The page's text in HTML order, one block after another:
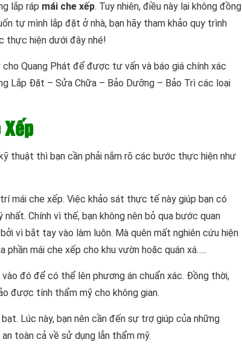
lắp ráp mái che xếp. Tuy nhiên, điều này lại không đồng
tự mình lắp đặt ở nhà, bạn hãy tham khảo quy trình
thực hiện dưới đây nhé!
cho Quang Phát để được tư vấn và báo giá chính xác
Lắp Đặt – Sửa Chữa – Bảo Dưỡng – Bảo Trì các loại
Xếp
thuật thì bạn cần phải nắm rõ các bước thực hiện như
mái che xếp. Việc khảo sát thực tế này giúp bạn có
Chính vì thế, bạn không nên bỏ qua bước quan
vì bắt tay vào làm luôn. Mà quên mất nghiên cứu hiện
mái che xếp cho khu vườn hoặc quán xá…..
đó để có thể lên phương án chuẩn xác. Đồng thời,
được tính thẩm mỹ cho không gian.
Lúc này, bạn nên cần đến sự trợ giúp của những
toàn cả về sử dụng lẫn thẩm mỹ.